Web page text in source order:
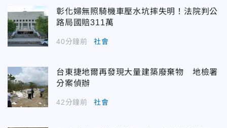
彰化婦無照騎機車壓水坑摔失明！法院判公
路局國賠311萬
40分鐘前 社會
台東捷地爾再發現大量建築廢棄物 地檢署
分案偵辦
42分鐘前 社會